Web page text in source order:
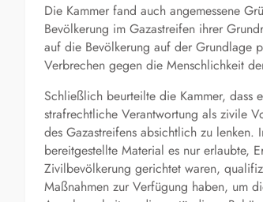
Die Kammer fand auch angemessene
Bevölkerung im Gazastreifen ihrer
auf die Bevölkerung auf der Grundlage
Verbrechen gegen die Menschlichkeit
Schließlich beurteilte die Kammer, dass
strafrechtliche Verantwortung als zivile
des Gazastreifens absichtlich zu lenken.
bereitgestellte Material es nur erlaubte,
Zivilbevölkerung gerichtet waren,
Maßnahmen zur Verfügung haben, um